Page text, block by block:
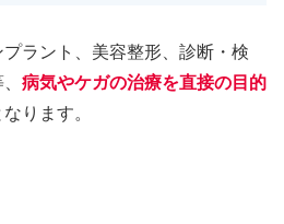
ラント、美容整形、診断・検
病気やケガの治療を直接の目的
ります。